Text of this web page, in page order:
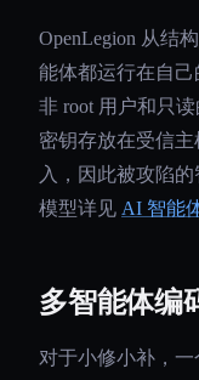
OpenLegion 从结
能体都运行在自己
非 root 用户和只
密钥存放在受信
入，因此被攻陷
模型详见 AI 智能
多智能体编
对于小修小补，